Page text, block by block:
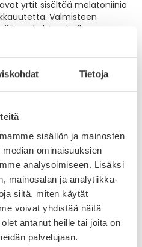
Tietoja
sisällön ja mainosten
ominaisuuksien
analysoimiseen. Lisäksi
mainosalan ja analytiikka-
siitä, miten käytät
voivat yhdistää näitä
antanut heille tai joita on
palvelujaan.
yrtit sisältää melatoniinia
Valmisteen
nukahtamisaikaa,
luonnollista unta ja
Kirjoita arvostelu
30.12.2024
auttaa nukahtamaan